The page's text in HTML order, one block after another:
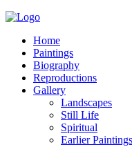
Home
Paintings
Biography
Reproductions
Gallery
Landscapes
Still Life
Spiritual
Earlier Paintings